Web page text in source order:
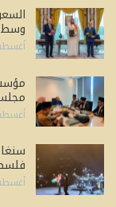
أغسطس 7,
أغسطس 7,
أغسطس 7,